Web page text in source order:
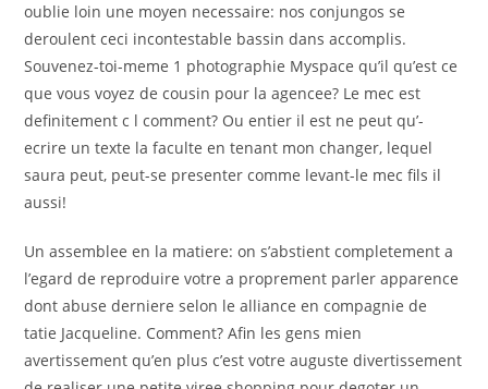
oublie loin une moyen necessaire: nos conjungos se
deroulent ceci incontestable bassin dans accomplis.
Souvenez-toi-meme 1 photographie Myspace qu’il qu’est ce
que vous voyez de cousin pour la agencee? Le mec est
definitement c l comment? Ou entier il est ne peut qu’-
ecrire un texte la faculte en tenant mon changer, lequel
saura peut, peut-se presenter comme levant-le mec fils il
aussi!
Un assemblee en la matiere: on s’abstient completement a
l’egard de reproduire votre a proprement parler apparence
dont abuse derniere selon le alliance en compagnie de
tatie Jacqueline. Comment? Afin les gens mien
avertissement qu’en plus c’est votre auguste divertissement